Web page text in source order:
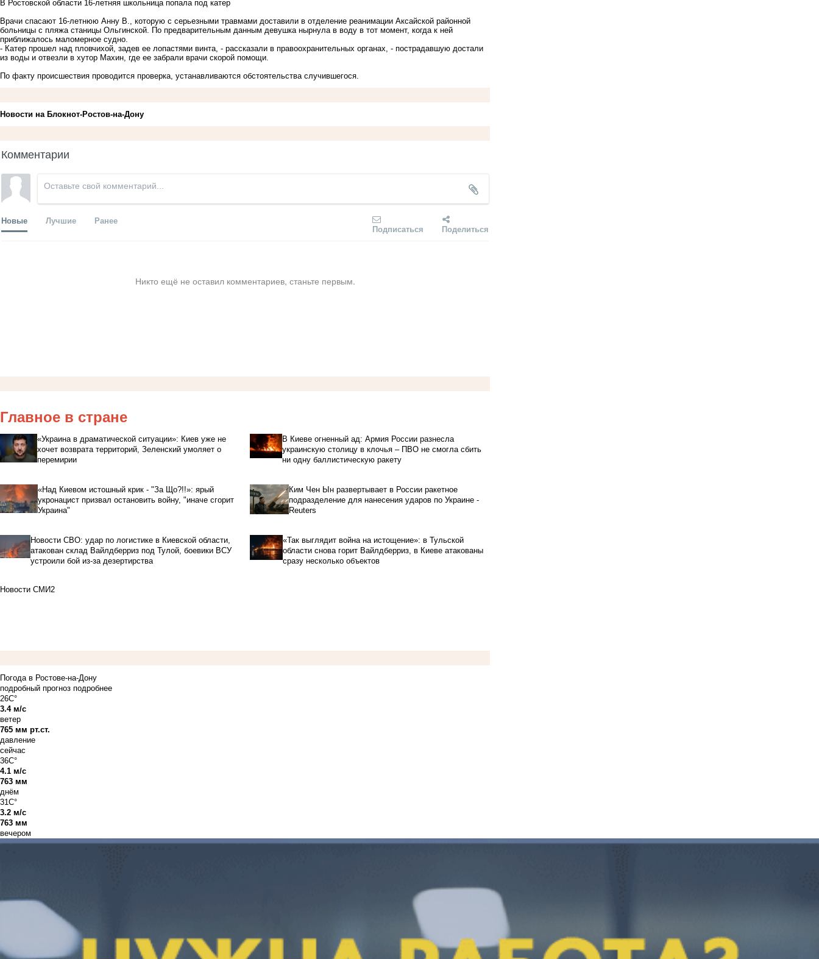
В Ростовской области 16-летняя школьница попала под катер
Врачи спасают 16-летнюю Анну В., которую с серьезными травмами доставили в отделение реанимации Аксайской районной
больницы с пляжа станицы Ольгинской. По предварительным данным девушка нырнула в воду в тот момент, когда к ней
приближалось маломерное судно.
- Катер прошел над пловчихой, задев ее лопастями винта, - рассказали в правоохранительных органах, - пострадавшую достали
из воды и отвезли в хутор Махин, где ее забрали врачи скорой помощи.
По факту происшествия проводится проверка, устанавливаются обстоятельства случившегося.
Новости на Блoкнoт-Ростов-на-Дону
Комментарии
Новые Лучшие Ранее
Подписаться Поделиться
Никто ещё не оставил комментариев, станьте первым.
Главное в стране
«Украина в драматической ситуации»: Киев уже не
хочет возврата территорий, Зеленский умоляет о
перемирии
В Киеве огненный ад: Армия России разнесла
украинскую столицу в клочья – ПВО не смогла сбить
ни одну баллистическую ракету
«Над Киевом истошный крик - "За Що?!!»: ярый
укронацист призвал остановить войну, "иначе сгорит
Украина"
Ким Чен Ын развертывает в России ракетное
подразделение для нанесения ударов по Украине -
Reuters
Новости СВО: удар по логистике в Киевской области,
атакован склад Вайлдберриз под Тулой, боевики ВСУ
устроили бой из-за дезертирства
«Так выглядит война на истощение»: в Тульской
области снова горит Вайлдберриз, в Киеве атакованы
сразу несколько объектов
Новости СМИ2
Погода в Ростове-на-Дону
подробный прогноз подробнее
26C°
3.4 м/с
ветер
765 мм рт.ст.
давление
сейчас
36C°
4.1 м/с
763 мм
днём
31C°
3.2 м/с
763 мм
вечером